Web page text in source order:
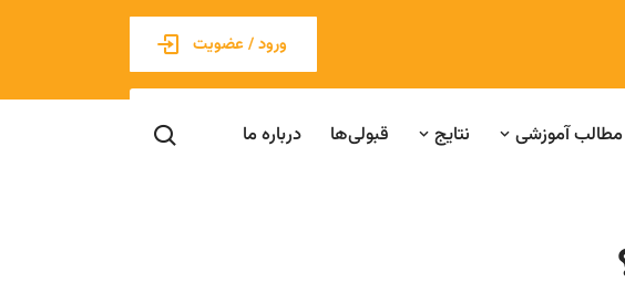
ورود / عضویت
مطالب آموزشی نتایج قبولی‌ها درباره ما